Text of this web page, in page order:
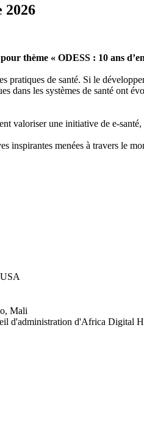
2026
thème « ODESS : 10 ans
pratiques de santé. Si le
dans les systèmes de santé ont
valoriser une initiative de e-
inspirantes menées à travers le
Mali​
d'administration d'Africa Digital